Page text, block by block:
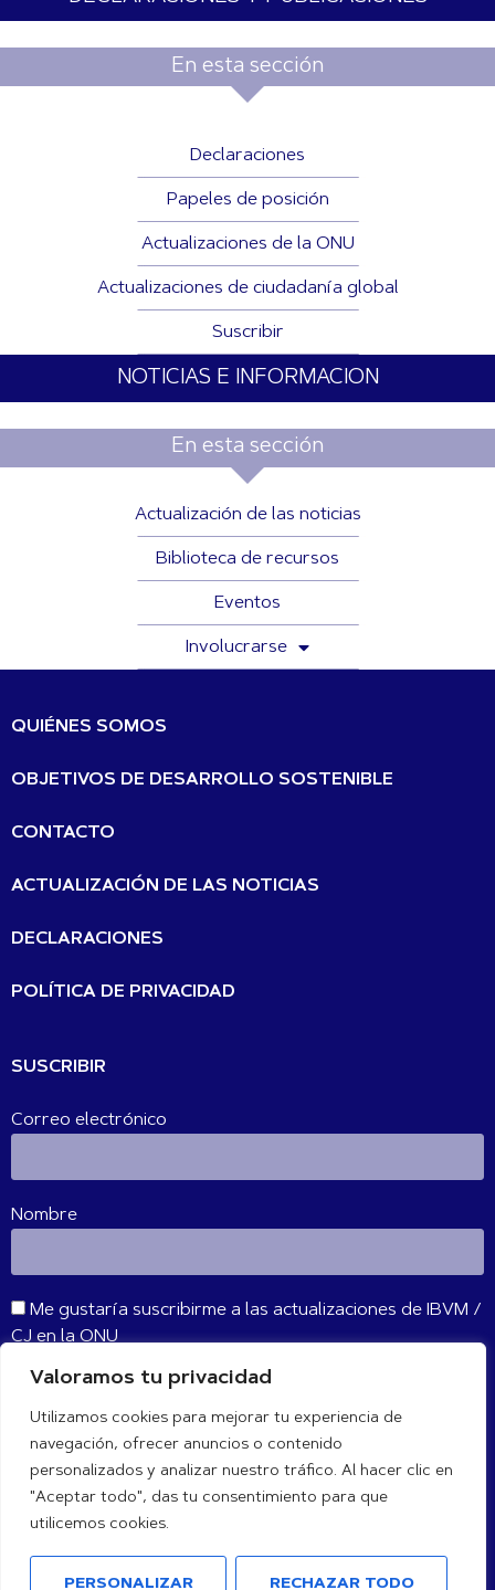
Valoramos tu privacidad
Utilizamos cookies para mejorar tu experiencia de
navegación, ofrecer anuncios o contenido
personalizados y analizar nuestro tráfico. Al hacer clic en
"Aceptar todo", das tu consentimiento para que
utilicemos cookies.
PERSONALIZAR RECHAZAR TODO
En esta sección
Declaraciones
Papeles de posición
Actualizaciones de la ONU
Actualizaciones de ciudadanía global
Suscribir
NOTICIAS E INFORMACION
En esta sección
Actualización de las noticias
Biblioteca de recursos
Eventos
Involucrarse
QUIÉNES SOMOS
OBJETIVOS DE DESARROLLO SOSTENIBLE
CONTACTO
ACTUALIZACIÓN DE LAS NOTICIAS
DECLARACIONES
POLÍTICA DE PRIVACIDAD
SUSCRIBIR
Correo electrónico
Nombre
Me gustaría suscribirme a las actualizaciones de IBVM /
CJ en la ONU
SUSCRIBIR
CONÉCTATE CON NOSOTROS